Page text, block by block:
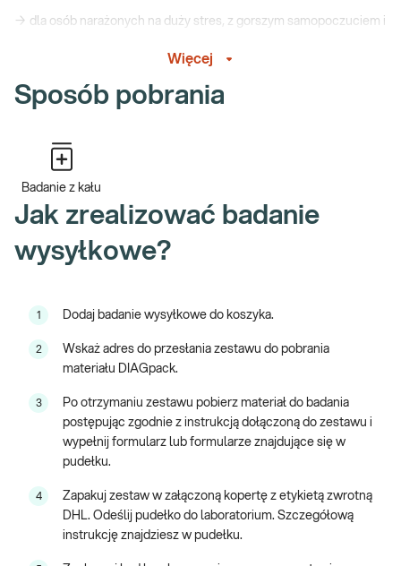
→ dla osób narażonych na duży stres, z gorszym samopoczuciem i
→ dla osób chcących zadbać o stan swojej mikrobioty i swoje
zdrowie
Pamiętaj przed pobraniem:
Twojej mikrobioty jelitowej ważne jest, aby pobranie próbki kału do
badania nastąpiło w typowym dla Twojego stylu życia okresie
należy zmieniać zwyczajowej diety oraz należy utrzymywać
normalną aktywność fizyczną
*Przeciwwskazaniem do wykonania badania są:
- menstruacja
- w dniu pobrania materiału przyjmowanie leków/preparatów
ułatwiających wypróżnienie takich jak czopki, leki
Więcej informacji o zakupie badań wysyłkowych jest dostępnych
Więcej
Sposób pobrania
Badanie z kału
Jak zrealizować badanie
wysyłkowe?
1 Dodaj badanie wysyłkowe do koszyka.
2
Wskaż adres do przesłania zestawu do pobrania
materiału DIAGpack.
3
Po otrzymaniu zestawu pobierz materiał do badania
postępując zgodnie z instrukcją dołączoną do zestawu i
wypełnij formularz lub formularze znajdujące się w
pudełku.
4
Zapakuj zestaw w załączoną kopertę z etykietą zwrotną
DHL. Odeślij pudełko do laboratorium. Szczegółową
instrukcję znajdziesz w pudełku.